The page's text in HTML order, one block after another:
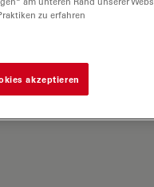
zu erfahren
akzeptieren